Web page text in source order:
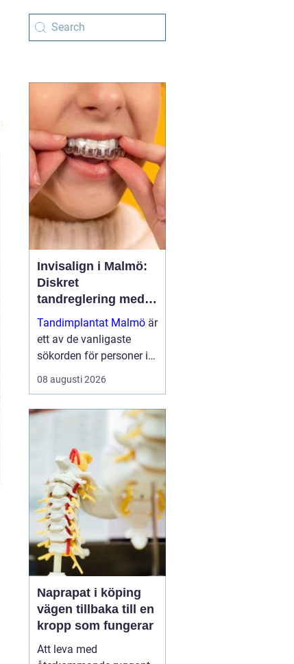
Invisalign i Malmö:
Diskret
tandreglering med
moderna skenor
Tandimplantat Malmö är
ett av de vanligaste
sökorden för personer i
Skåne som vill få rakare
tänder utan synlig
08 augusti 2026
Naprapat i köping
vägen tillbaka till en
kropp som fungerar
Att leva med